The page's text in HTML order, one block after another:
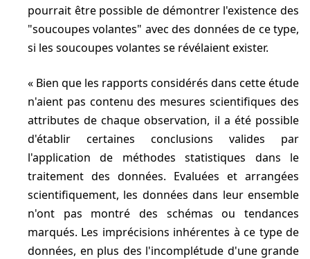
pourrait être possible de démontrer l'existence des
"soucoupes volantes" avec des données de ce type,
si les soucoupes volantes se révélaient exister.
Bien que les rapports considérés dans cette étude
n'aient pas contenu des mesures scientifiques des
attributes de chaque observation, il a été possible
d'établir certaines conclusions valides par
l'application de méthodes statistiques dans le
traitement des données. Evaluées et arrangées
scientifiquement, les données dans leur ensemble
n'ont pas montré des schémas ou tendances
marqués. Les imprécisions inhérentes à ce type de
données, en plus des l'incomplétude d'une grande